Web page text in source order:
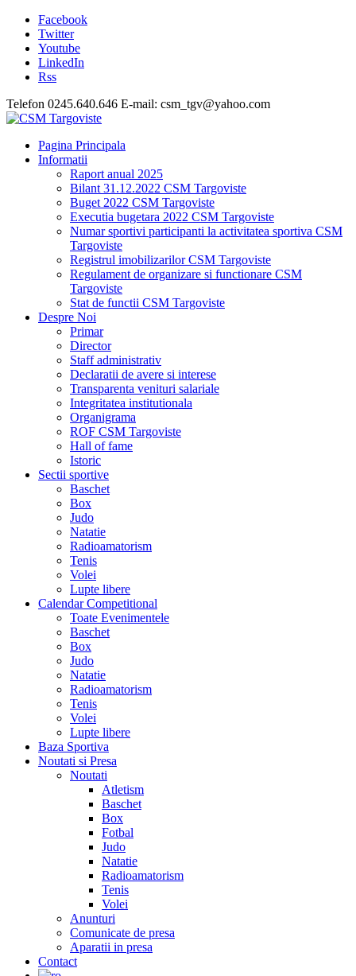
Facebook
Twitter
Youtube
LinkedIn
Rss
Telefon 0245.640.646 E-mail: csm_tgv@yahoo.com
Pagina Principala
Informatii
Raport anual 2025
Bilant 31.12.2022 CSM Targoviste
Buget 2022 CSM Targoviste
Executia bugetara 2022 CSM Targoviste
Numar sportivi participanti la activitatea sportiva CSM
Targoviste
Registrul imobilizarilor CSM Targoviste
Regulament de organizare si functionare CSM
Targoviste
Stat de functii CSM Targoviste
Despre Noi
Primar
Director
Staff administrativ
Declaratii de avere si interese
Transparenta venituri salariale
Integritatea institutionala
Organigrama
ROF CSM Targoviste
Hall of fame
Istoric
Sectii sportive
Baschet
Box
Judo
Natatie
Radioamatorism
Tenis
Volei
Lupte libere
Calendar Competitional
Toate Evenimentele
Baschet
Box
Judo
Natatie
Radioamatorism
Tenis
Volei
Lupte libere
Baza Sportiva
Noutati si Presa
Noutati
Atletism
Baschet
Box
Fotbal
Judo
Natatie
Radioamatorism
Tenis
Volei
Anunturi
Comunicate de presa
Aparatii in presa
Contact